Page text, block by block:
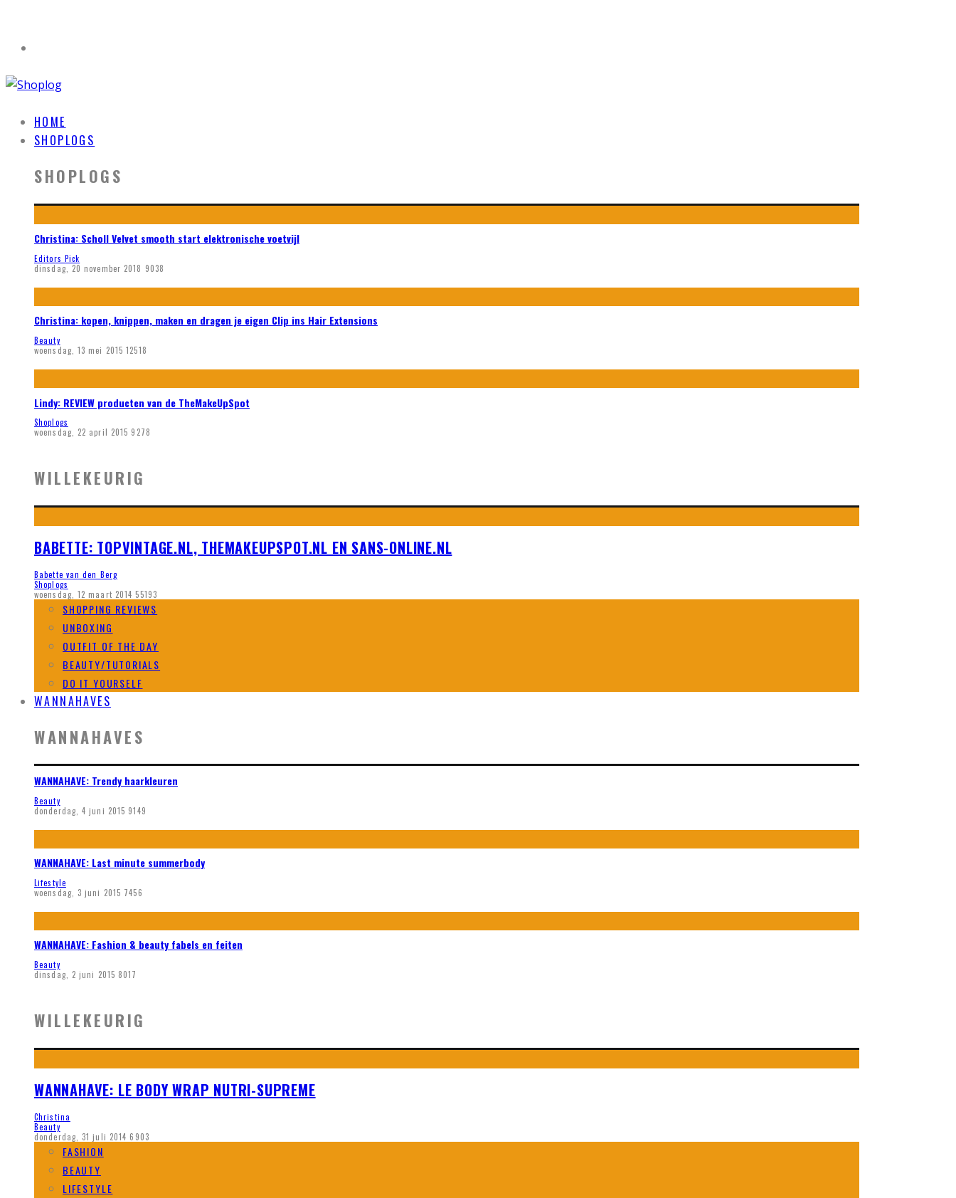
HOME
SHOPLOGS
SHOPLOGS
Christina: Scholl Velvet smooth start elektronische voetvijl
Editors Pick
dinsdag, 20 november 2018 9038
Christina: kopen, knippen, maken en dragen je eigen Clip ins Hair Extensions
Beauty
woensdag, 13 mei 2015 12518
Lindy: REVIEW producten van de TheMakeUpSpot
Shoplogs
woensdag, 22 april 2015 9278
WILLEKEURIG
BABETTE: TOPVINTAGE.NL, THEMAKEUPSPOT.NL EN SANS-ONLINE.NL
Babette van den Berg
Shoplogs
woensdag, 12 maart 2014 55193
SHOPPING REVIEWS
UNBOXING
OUTFIT OF THE DAY
BEAUTY/TUTORIALS
DO IT YOURSELF
WANNAHAVES
WANNAHAVES
WANNAHAVE: Trendy haarkleuren
Beauty
donderdag, 4 juni 2015 9149
WANNAHAVE: Last minute summerbody
Lifestyle
woensdag, 3 juni 2015 7456
WANNAHAVE: Fashion & beauty fabels en feiten
Beauty
dinsdag, 2 juni 2015 8017
WILLEKEURIG
WANNAHAVE: LE BODY WRAP NUTRI-SUPREME
Christina
Beauty
donderdag, 31 juli 2014 6903
FASHION
BEAUTY
LIFESTYLE